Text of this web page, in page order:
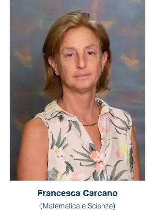
Francesca Carcano
(Matematica e Scienze)